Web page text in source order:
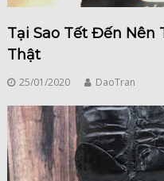
Tại Sao Tết Đến Nên
Thật
25/01/2020 DaoTran